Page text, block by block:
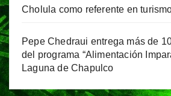
Cholula como referente en
Pepe Chedraui entrega más de
del programa “Alimentación
Laguna de Chapulco